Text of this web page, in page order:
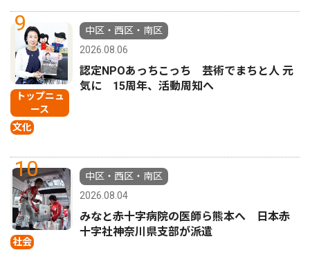
9
トップニュ
ース
文化
中区・西区・南区
2026.08.06
認定NPOあっちこっち 芸術でまちと人 元
気に 15周年、活動周知へ
10
社会
中区・西区・南区
2026.08.04
みなと赤十字病院の医師ら熊本へ 日本赤
十字社神奈川県支部が派遣